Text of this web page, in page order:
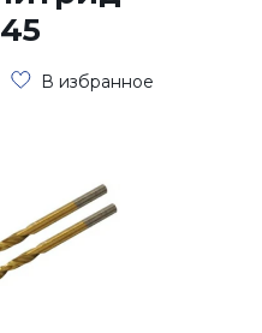
В избранное